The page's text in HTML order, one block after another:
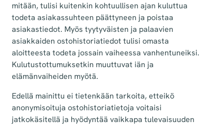
mitään, tulisi kuitenkin kohtuullisen ajan kuluttua
todeta asiakassuhteen päättyneen ja poistaa
asiakastiedot. Myös tyytyväisten ja palaavien
asiakkaiden ostohistoriatiedot tulisi omasta
aloitteesta todeta jossain vaiheessa vanhentuneiksi.
Kulutustottumuksetkin muuttuvat iän ja
elämänvaiheiden myötä.
Edellä mainittu ei tietenkään tarkoita, etteikö
anonymisoituja ostohistoriatietoja voitaisi
jatkokäsitellä ja hyödyntää vaikkapa tulevaisuuden